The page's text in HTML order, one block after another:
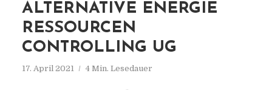
ALTERNATIVE ENERGIE
RESSOURCEN
CONTROLLING UG
17. April 2021 4 Min. Lesedauer